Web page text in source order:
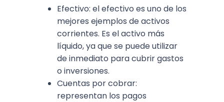
Efectivo: el efectivo es uno de los
mejores ejemplos de activos
corrientes. Es el activo más
líquido, ya que se puede utilizar
de inmediato para cubrir gastos
o inversiones.
Cuentas por cobrar:
representan los pagos